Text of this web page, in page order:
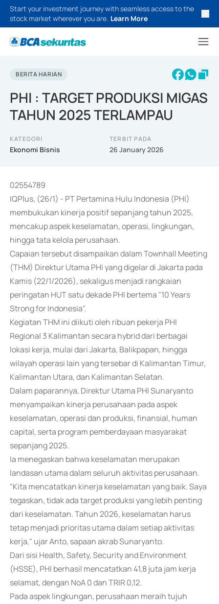
Start your investment journey with seamless access to the
stock market wherever you are. Learn More
BERITA HARIAN
PHI : TARGET PRODUKSI MIGAS
TAHUN 2025 TERLAMPAU
KATEGORI
Ekonomi Bisnis
TERBIT PADA
26 January 2026
02554789
IQPlus, (26/1) - PT Pertamina Hulu Indonesia (PHI)
membukukan kinerja positif sepanjang tahun 2025,
mencakup aspek keselamatan, operasi, lingkungan,
hingga tata kelola perusahaan.
Capaian tersebut disampaikan dalam Townhall Meeting
(THM) Direktur Utama PHI yang digelar di Jakarta pada
Kamis (22/1/2026), sekaligus menjadi rangkaian
peringatan HUT satu dekade PHI bertema "10 Years
Strong for Indonesia".
Kegiatan THM ini diikuti oleh ribuan pekerja PHI
Regional 3 Kalimantan secara hybrid dari berbagai
lokasi kerja, mulai dari Jakarta, Balikpapan, hingga
wilayah operasi lain yang tersebar di Kalimantan Timur,
Kalimantan Utara, dan Kalimantan Selatan.
Dalam paparannya, Direktur Utama PHI Sunaryanto
menyampaikan kinerja perusahaan pada aspek
keselamatan, operasi dan produksi, finansial, human
capital, serta program pemberdayaan masyarakat
sepanjang 2025.
Ia menegaskan bahwa keselamatan merupakan
landasan utama dalam seluruh aktivitas perusahaan.
"Kita mencatatkan kinerja keselamatan yang baik. Saya
tegaskan, tidak ada target produksi yang lebih penting
dari keselamatan. Tahun 2026, keselamatan harus
tetap menjadi prioritas utama dalam setiap aktivitas
kerja," ujar Anto, sapaan akrab Sunaryanto.
Dari sisi Health, Safety, Security and Environment
(HSSE), PHI berhasil mencatatkan 41,8 juta jam kerja
selamat, dengan NoA 0 dan TRIR 0,12.
Pada aspek lingkungan, perusahaan meraih tujuh